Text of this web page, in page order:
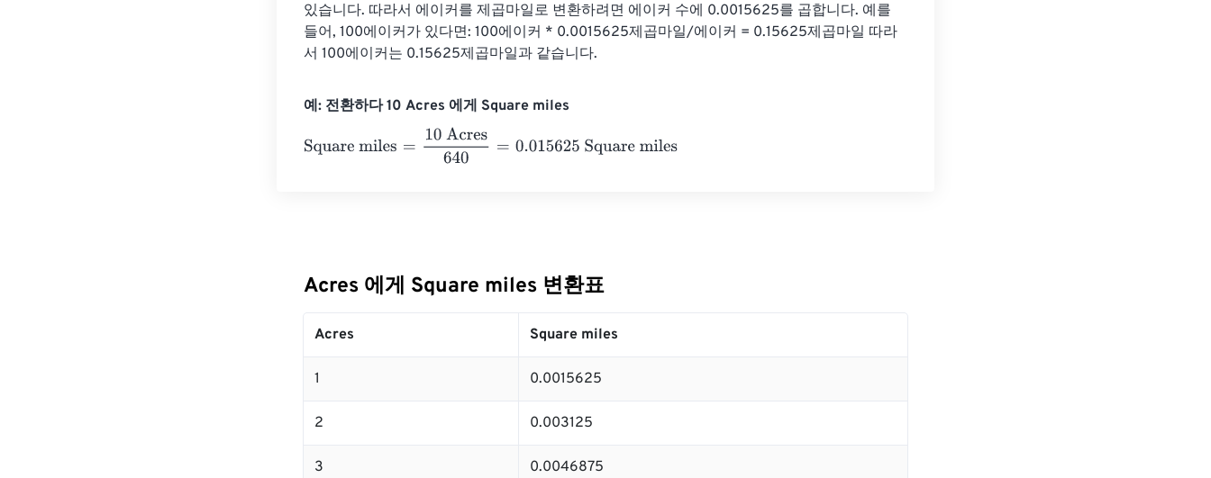
있습니다. 따라서 에이커를 제곱마일로 변환하려면 에이커 수에 0.0015625를 곱합니다. 예를
들어, 100에이커가 있다면: 100에이커 * 0.0015625제곱마일/에이커 = 0.15625제곱마일 따라
서 100에이커는 0.15625제곱마일과 같습니다.
예: 전환하다 10 Acres 에게 Square miles
Square miles
10 Acres640= 0.015625 Square miles
Acres 에게 Square miles 변환표
Acres Square miles
1 0.0015625
2 0.003125
3 0.0046875